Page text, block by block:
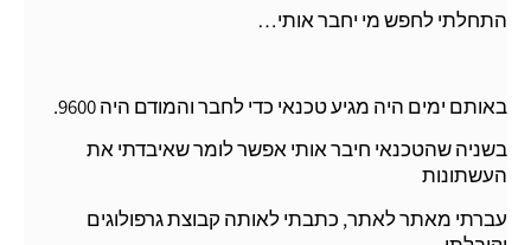
התחלתי לחפש מי יחבר אותי…
באותם ימים היה מגיע טכנאי כדי לחבר והמודם היה 9600.
בשניה שהטכנאי חיבר אותי אפשר לומר שאיבדתי את
העשתונות
עברתי מאתר לאתר, כתבתי לאותה קבוצת גרפולוגים